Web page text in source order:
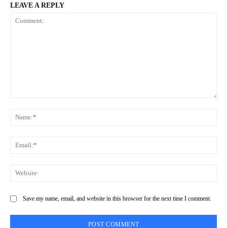
LEAVE A REPLY
Save my name, email, and website in this browser for the next time I comment.